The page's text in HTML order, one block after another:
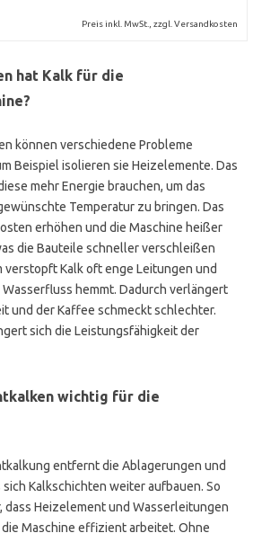
Preis inkl. MwSt., zzgl. Versandkosten
hat Kalk für die
können verschiedene Probleme
Beispiel isolieren sie Heizelemente. Das
mehr Energie brauchen, um das
Temperatur zu bringen. Das
erhöhen und die Maschine heißer
die Bauteile schneller verschleißen
verstopft Kalk oft enge Leitungen und
Wasserfluss hemmt. Dadurch verlängert
und der Kaffee schmeckt schlechter.
sich die Leistungsfähigkeit der
wichtig für die
entfernt die Ablagerungen und
Kalkschichten weiter aufbauen. So
dass Heizelement und Wasserleitungen
Maschine effizient arbeitet. Ohne